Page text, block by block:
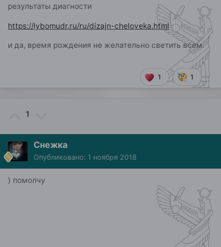
результаты диагности
https://lybomudr.ru/ru/dizajn-cheloveka.html
и да, время рождения не желательно светить всем.
1 1
1
Снежка
Опубликовано: 1 ноября 2018
) помолчу